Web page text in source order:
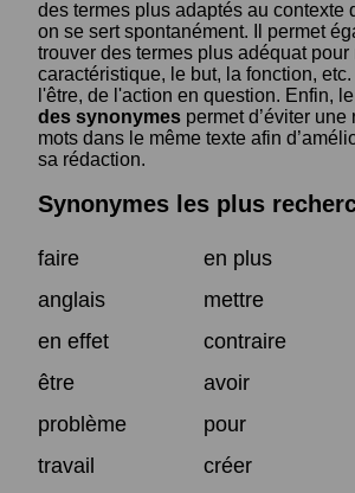
des termes plus adaptés au contexte
on se sert spontanément. Il permet
trouver des termes plus adéquat pour
caractéristique, le but, la fonction,
l'être, de l'action en question. Enfin, le
des synonymes permet d’éviter
mots dans le même texte afin
sa rédaction.
Synonymes les plus
faire
en plus
anglais
mettre
en effet
contraire
être
avoir
problème
pour
travail
créer